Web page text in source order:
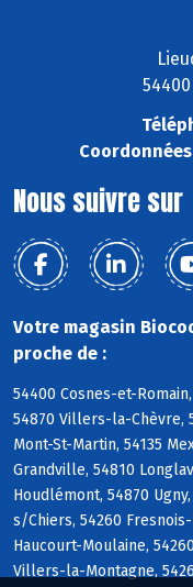
Coordonnées
Nous suivre sur
Votre magasin
proche de :
54400 Cosnes-et-
54870 Villers-la-Chèvre,
Mont-St-Martin, 54135
Grandville, 54810
Houdlémont, 54870
s/Chiers, 54260
Haucourt-Moulaine,
Villers-la-Montagne,